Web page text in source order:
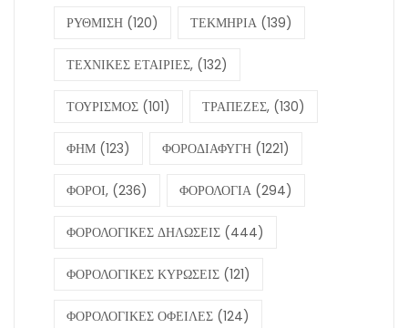
ΡΥΘΜΙΣΗ (120) ΤΕΚΜΗΡΙΑ (139)
ΤΕΧΝΙΚΕΣ ΕΤΑΙΡΙΕΣ, (132)
ΤΟΥΡΙΣΜΟΣ (101) ΤΡΑΠΕΖΕΣ, (130)
ΦΗΜ (123) ΦΟΡΟΔΙΑΦΥΓΗ (1221)
ΦΟΡΟΙ, (236) ΦΟΡΟΛΟΓΙΑ (294)
ΦΟΡΟΛΟΓΙΚΕΣ ΔΗΛΩΣΕΙΣ (444)
ΦΟΡΟΛΟΓΙΚΕΣ ΚΥΡΩΣΕΙΣ (121)
ΦΟΡΟΛΟΓΙΚΕΣ ΟΦΕΙΛΕΣ (124)